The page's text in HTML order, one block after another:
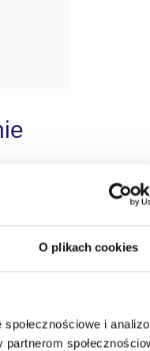
O plikach cookies
i
przepis
się,